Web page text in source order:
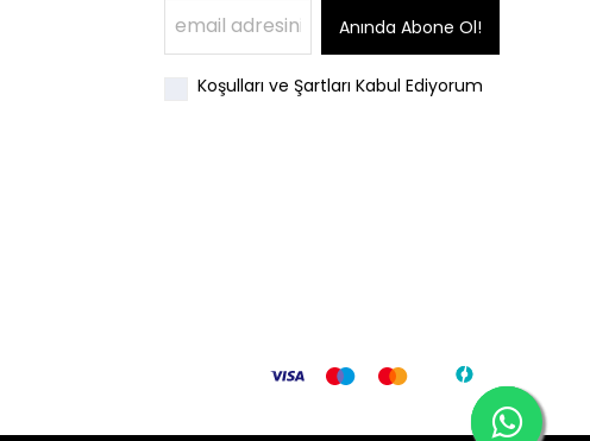
Anında Abone Ol!
Koşulları ve Şartları Kabul Ediyorum